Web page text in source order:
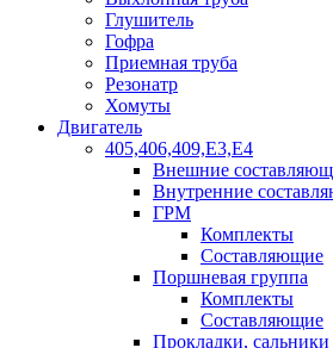
Глушитель
Гофра
Приемная труба
Резонатр
Хомуты
Двигатель
405,406,409,Е3,Е4
Внешние
Внутренние
ГРМ
Комплекты
Составляющие
Поршневая группа
Комплекты
Составляющие
Прокладки, сальники